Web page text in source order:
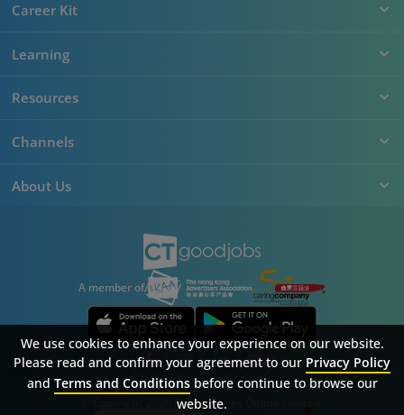
Career Kit
Learning
Resources
Channels
About Us
A member of
© Copyright 2026 Career Times Online Limited.
SitemapFAQPrivacy PolicyTerms & Conditions
We use cookies to enhance your experience on our website.
Please read and confirm your agreement to our Privacy Policy
and Terms and Conditionsbefore continue to browse our
website.